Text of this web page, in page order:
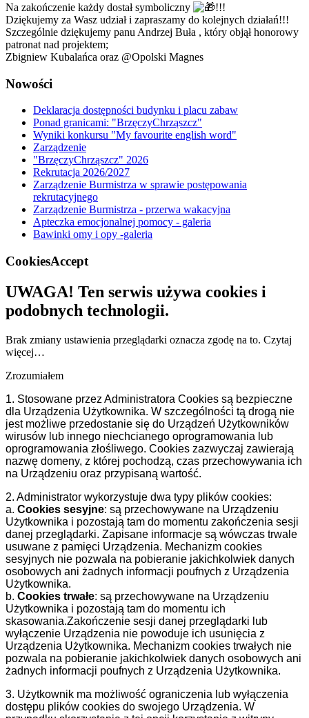
Na zakończenie każdy dostał symboliczny
!!!
Dziękujemy za Wasz udział i zapraszamy do kolejnych działań!!!
Szczególnie dziękujemy panu Andrzej Buła , który objął honorowy
patronat nad projektem;
Zbigniew Kubalańca oraz @Opolski Magnes
Nowości
Deklaracja dostępności budynku i placu zabaw
Ponad granicami: "BrzęczyChrząszcz"
Wyniki konkursu "My favourite english word"
Zarządzenie
"BrzęczyChrząszcz" 2026
Rekrutacja 2026/2027
Zarządzenie Burmistrza w sprawie postępowania
rekrutacyjnego
Zarządzenie Burmistrza - przerwa wakacyjna
Apteczka emocjonalnej pomocy - galeria
Bawinki omy i opy -galeria
CookiesAccept
UWAGA! Ten serwis używa cookies i
podobnych technologii.
Brak zmiany ustawienia przeglądarki oznacza zgodę na to. Czytaj
więcej…
Zrozumiałem
1. Stosowane przez Administratora Cookies są bezpieczne
dla Urządzenia Użytkownika. W szczególności tą drogą nie
jest możliwe przedostanie się do Urządzeń Użytkowników
wirusów lub innego niechcianego oprogramowania lub
oprogramowania złośliwego. Cookies zazwyczaj zawierają
nazwę domeny, z której pochodzą, czas przechowywania ich
na Urządzeniu oraz przypisaną wartość.
2. Administrator wykorzystuje dwa typy plików cookies:
a. Cookies sesyjne: są przechowywane na Urządzeniu
Użytkownika i pozostają tam do momentu zakończenia sesji
danej przeglądarki. Zapisane informacje są wówczas trwale
usuwane z pamięci Urządzenia. Mechanizm cookies
sesyjnych nie pozwala na pobieranie jakichkolwiek danych
osobowych ani żadnych informacji poufnych z Urządzenia
Użytkownika.
b. Cookies trwałe: są przechowywane na Urządzeniu
Użytkownika i pozostają tam do momentu ich
skasowania.Zakończenie sesji danej przeglądarki lub
wyłączenie Urządzenia nie powoduje ich usunięcia z
Urządzenia Użytkownika. Mechanizm cookies trwałych nie
pozwala na pobieranie jakichkolwiek danych osobowych ani
żadnych informacji poufnych z Urządzenia Użytkownika.
3. Użytkownik ma możliwość ograniczenia lub wyłączenia
dostępu plików cookies do swojego Urządzenia. W